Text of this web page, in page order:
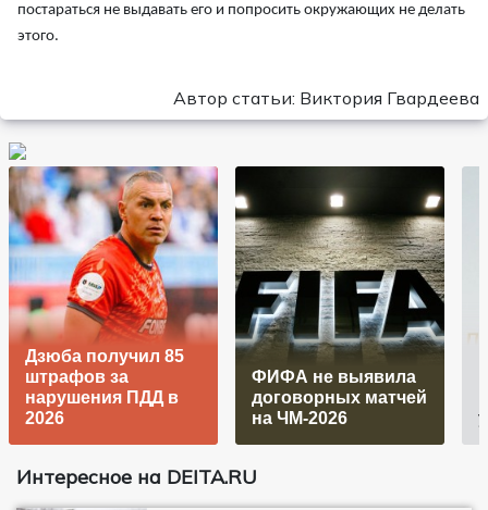
постараться не выдавать его и попросить окружающих не делать
этого.
Автор статьи: Виктория Гвардеева
Дзюба получил 85
штрафов за
нарушения ПДД в
2026
ФИФА не выявила
договорных матчей
на ЧМ-2026
Интересное на DEITA.RU